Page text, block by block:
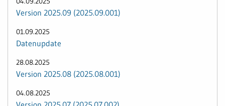
Version 2025.09 (2025.09.001)
01.09.2025
Datenupdate
28.08.2025
Version 2025.08 (2025.08.001)
04.08.2025